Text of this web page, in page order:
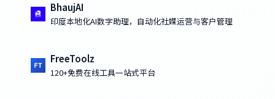
BhaujAI
印度本地化AI数字助理，自动化社媒运营与客户管理
FreeToolz
120+免费在线工具一站式平台